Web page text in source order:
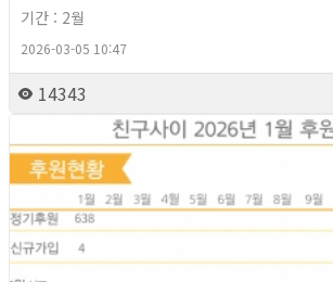
기간 : 2월
2026-03-05 10:47
14343